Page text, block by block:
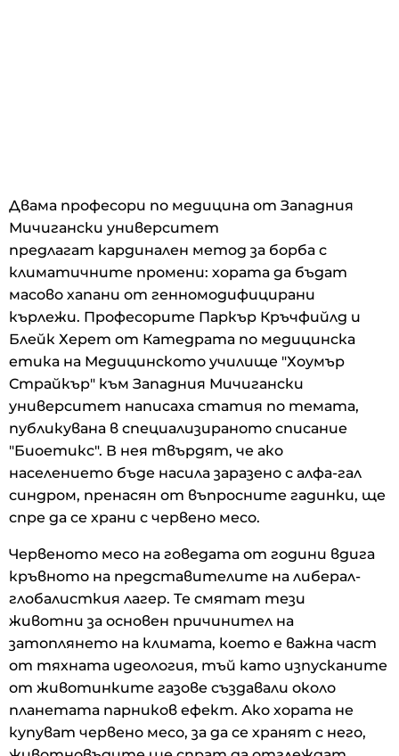
Двама професори по медицина от Западния
Мичигански университет
предлагат кардинален метод за борба с
климатичните промени: хората да бъдат
масово хапани от генномодифицирани
кърлежи. Професорите Паркър Кръчфийлд и
Блейк Херет от Катедрата по медицинска
етика на Медицинското училище "Хоумър
Страйкър" към Западния Мичигански
университет написаха статия по темата,
публикувана в специализираното списание
"Биоетикс". В нея твърдят, че ако
населението бъде насила заразено с алфа-гал
синдром, пренасян от въпросните гадинки, ще
спре да се храни с червено месо.
Червеното месо на говедата от години вдига
кръвното на представителите на либерал-
глобалисткия лагер. Те смятат тези
животни за основен причинител на
затоплянето на климата, което е важна част
от тяхната идеология, тъй като изпусканите
от животинките газове създавали около
планетата парников ефект. Ако хората не
купуват червено месо, за да се хранят с него,